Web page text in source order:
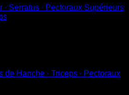
∙ Serratus ∙ Pectoraux Supérieurs
Hanche ∙ Triceps ∙ Pectoraux